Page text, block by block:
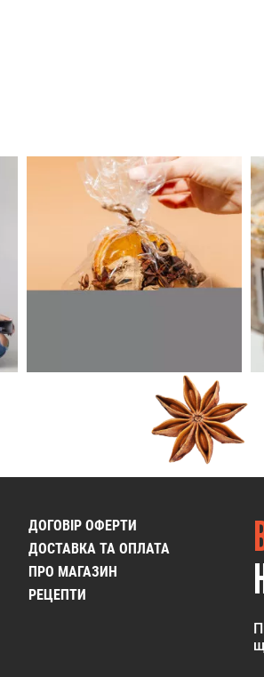
ДОГОВІР ОФЕРТИ
ДОСТАВКА ТА ОПЛАТА
ПРО МАГАЗИН
РЕЦЕПТИ